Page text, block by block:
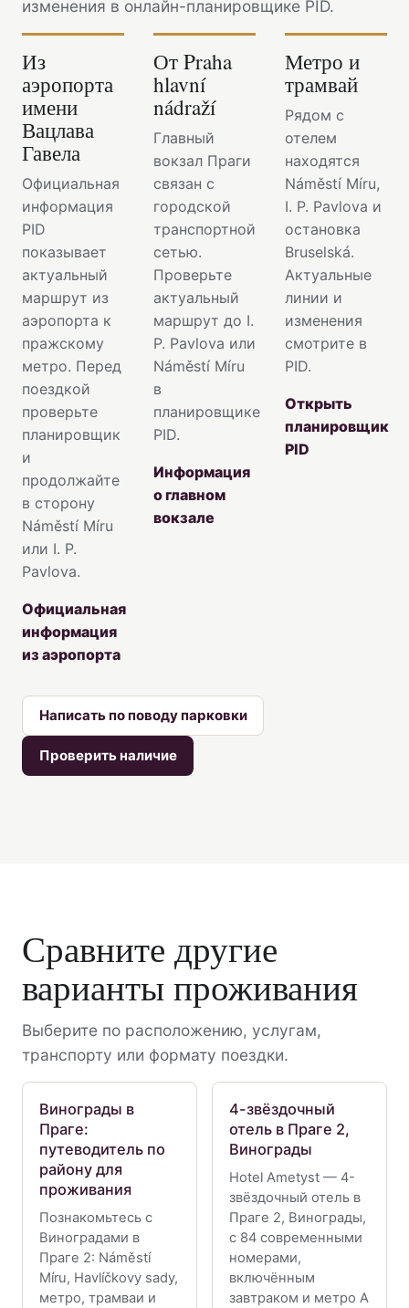
изменения в онлайн-планировщике PID.
Из
аэропорта
имени
Вацлава
Гавела
Официальная
информация
PID
показывает
актуальный
маршрут из
аэропорта к
пражскому
метро. Перед
поездкой
проверьте
планировщик
и
продолжайте
в сторону
Náměstí Míru
или I. P.
Pavlova.
Официальная
информация
из аэропорта
От Praha
hlavní
nádraží
Главный
вокзал Праги
связан с
городской
транспортной
сетью.
Проверьте
актуальный
маршрут до I.
P. Pavlova или
Náměstí Míru
в
планировщике
PID.
Информация
о главном
вокзале
Метро и
трамвай
Рядом с
отелем
находятся
Náměstí Míru,
I. P. Pavlova и
остановка
Bruselská.
Актуальные
линии и
изменения
смотрите в
PID.
Открыть
планировщик
PID
Написать по поводу парковки
Проверить наличие
Сравните другие
варианты проживания
Выберите по расположению, услугам,
транспорту или формату поездки.
Винограды в
Праге:
путеводитель по
району для
проживания
Познакомьтесь с
Виноградами в
Праге 2: Náměstí
Míru, Havlíčkovy sady,
метро, трамваи и
4-звёздочный
отель в Праге 2,
Винограды
Hotel Ametyst — 4-
звёздочный отель в
Праге 2, Винограды,
с 84 современными
номерами,
включённым
завтраком и метро A